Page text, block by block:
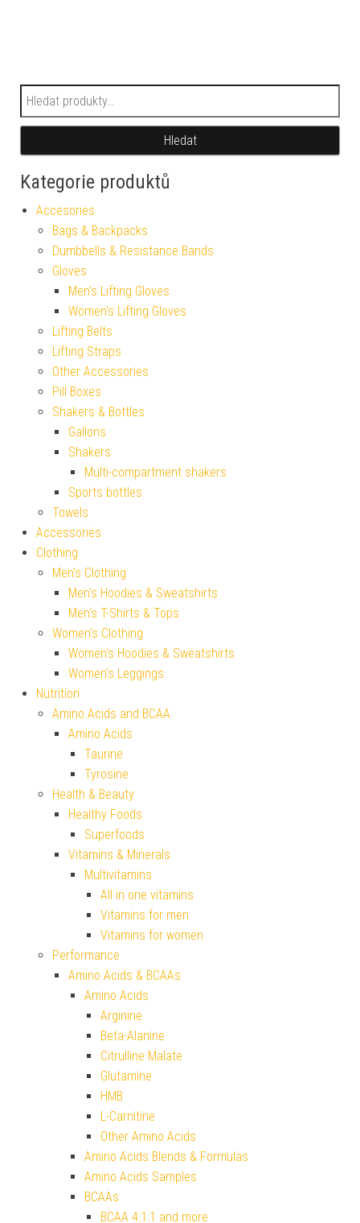
Hledat:
Hledat
Kategorie produktů
Accesories
Bags & Backpacks
Dumbbells & Resistance Bands
Gloves
Men's Lifting Gloves
Women's Lifting Gloves
Lifting Belts
Lifting Straps
Other Accessories
Pill Boxes
Shakers & Bottles
Gallons
Shakers
Multi-compartment shakers
Sports bottles
Towels
Accessories
Clothing
Men's Clothing
Men's Hoodies & Sweatshirts
Men's T-Shirts & Tops
Women's Clothing
Women's Hoodies & Sweatshirts
Women's Leggings
Nutrition
Amino Acids and BCAA
Amino Acids
Taurine
Tyrosine
Health & Beauty
Healthy Foods
Superfoods
Vitamins & Minerals
Multivitamins
All in one vitamins
Vitamins for men
Vitamins for women
Performance
Amino Acids & BCAAs
Amino Acids
Arginine
Beta-Alanine
Citrulline Malate
Glutamine
HMB
L-Carnitine
Other Amino Acids
Amino Acids Blends & Formulas
Amino Acids Samples
BCAAs
BCAA 4:1:1 and more